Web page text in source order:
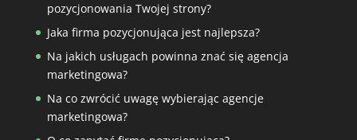
pozycjonowania Twojej strony?
Jaka firma pozycjonująca jest najlepsza?
Na jakich usługach powinna znać się agencja
marketingowa?
Na co zwrócić uwagę wybierając agencje
marketingowa?